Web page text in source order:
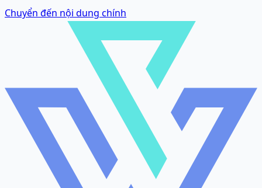
Chuyển đến nội dung chính